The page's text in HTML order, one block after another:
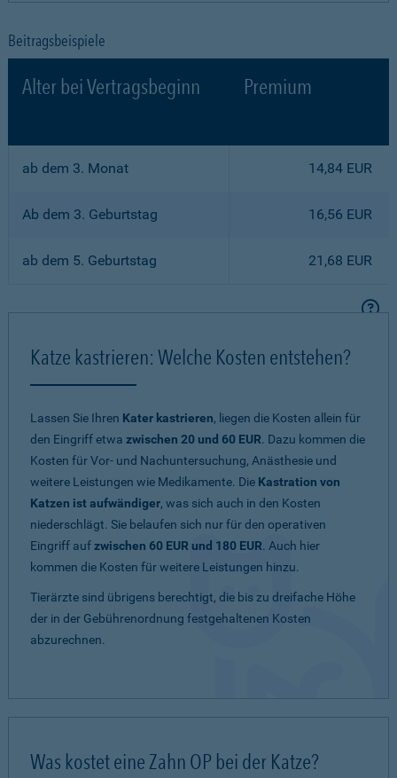
Beitragsbeispiele
Alter bei Vertragsbeginn Premium
ab dem 3. Monat 14,84 EUR
Ab dem 3. Geburtstag 16,56 EUR
ab dem 5. Geburtstag 21,68 EUR
Katze kastrieren: Welche Kosten entstehen?
Lassen Sie Ihren Kater kastrieren, liegen die Kosten allein für
den Eingriff etwa zwischen 20 und 60 EUR. Dazu kommen die
Kosten für Vor- und Nachuntersuchung, Anästhesie und
weitere Leistungen wie Medikamente. Die Kastration von
Katzen ist aufwändiger, was sich auch in den Kosten
niederschlägt. Sie belaufen sich nur für den operativen
Eingriff aufzwischen 60 EUR und 180 EUR. Auch hier
kommen die Kosten für weitere Leistungen hinzu.
Tierärzte sind übrigens berechtigt, die bis zu dreifache Höhe
der in der Gebührenordnung festgehaltenen Kosten
abzurechnen.
Was kostet eine Zahn OP bei der Katze?